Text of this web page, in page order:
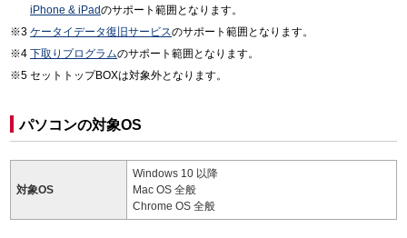
iPhone & iPadのサポート範囲となります。
ケータイデータ復旧サービスのサポート範囲となります。
下取りプログラムのサポート範囲となります。
セットトップBOXは対象外となります。
パソコンの対象OS
対象OS
Windows 10 以降
Mac OS 全般
Chrome OS 全般